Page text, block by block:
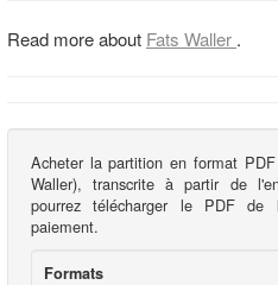
Read more about Fats Waller .
Acheter la partition en format
Waller), transcrite à partir de
pourrez télécharger le PDF
paiement.
Formats